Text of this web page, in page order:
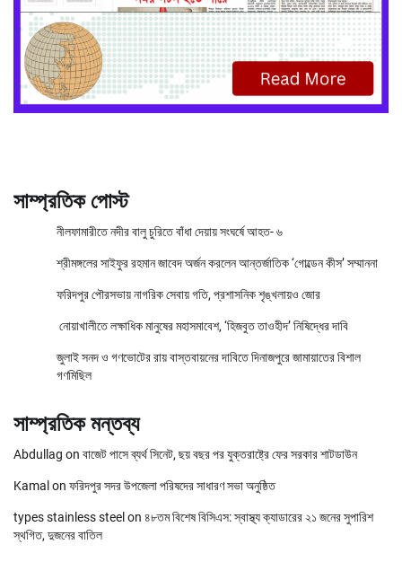
সাম্প্রতিক পোস্ট
নীলফামারীতে নদীর বালু চুরিতে বাঁধা দেয়ায় সংঘর্ষে আহত- ৬
শ্রীমঙ্গলের সাইফুর রহমান জাবেদ অর্জন করলেন আন্তর্জাতিক ‘গোল্ডেন কীস’ সম্মাননা
ফরিদপুর পৌরসভায় নাগরিক সেবায় গতি, প্রশাসনিক শৃঙ্খলায়ও জোর
নোয়াখালীতে লক্ষাধিক মানুষের মহাসমাবেশ, ‘হিজবুত তাওহীদ’ নিষিদ্ধের দাবি
জুলাই সনদ ও গণভোটের রায় বাস্তবায়নের দাবিতে দিনাজপুরে জামায়াতের বিশাল
গণমিছিল
সাম্প্রতিক মন্তব্য
Abdullag on বাজেট পাসে ব্যর্থ সিনেট, ছয় বছর পর যুক্তরাষ্ট্রে ফের সরকার শাটডাউন
Kamal on ফরিদপুর সদর উপজেলা পরিষদের সাধারণ সভা অনুষ্ঠিত
types stainless steel on ৪৮তম বিশেষ বিসিএস: স্বাস্থ্য ক্যাডারের ২১ জনের সুপারিশ
স্থগিত, দুজনের বাতিল